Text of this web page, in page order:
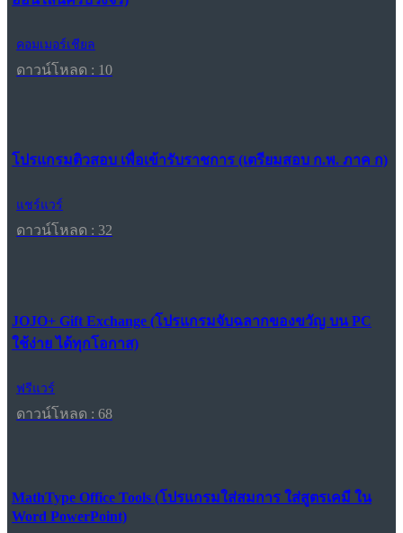
คอมเมอร์เชียล
ดาวน์โหลด : 10
โปรแกรมติวสอบ เพื่อเข้ารับราชการ (เตรียมสอบ ก.พ. ภาค ก)
แชร์แวร์
ดาวน์โหลด : 32
JOJO+ Gift Exchange (โปรแกรมจับฉลากของขวัญ บน PC
ใช้ง่าย ได้ทุกโอกาส)
ฟรีแวร์
ดาวน์โหลด : 68
MathType Office Tools (โปรแกรมใส่สมการ ใส่สูตรเคมี ใน
Word PowerPoint)